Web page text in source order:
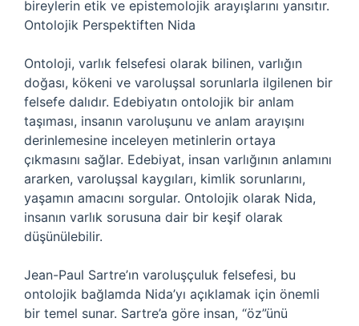
bireylerin etik ve epistemolojik arayışlarını yansıtır.
Ontolojik Perspektiften Nida
Ontoloji, varlık felsefesi olarak bilinen, varlığın
doğası, kökeni ve varoluşsal sorunlarla ilgilenen bir
felsefe dalıdır. Edebiyatın ontolojik bir anlam
taşıması, insanın varoluşunu ve anlam arayışını
derinlemesine inceleyen metinlerin ortaya
çıkmasını sağlar. Edebiyat, insan varlığının anlamını
ararken, varoluşsal kaygıları, kimlik sorunlarını,
yaşamın amacını sorgular. Ontolojik olarak Nida,
insanın varlık sorusuna dair bir keşif olarak
düşünülebilir.
Jean-Paul Sartre’ın varoluşçuluk felsefesi, bu
ontolojik bağlamda Nida’yı açıklamak için önemli
bir temel sunar. Sartre’a göre insan, “öz”ünü